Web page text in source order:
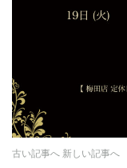
古い記事へ 新しい記事へ